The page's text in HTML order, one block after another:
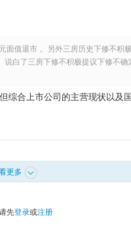
面值退市 。另外三房历史下修不积
白了三房下修不积极提议下修不确
综合上市公司的主营现状以及
更多
先登录或注册